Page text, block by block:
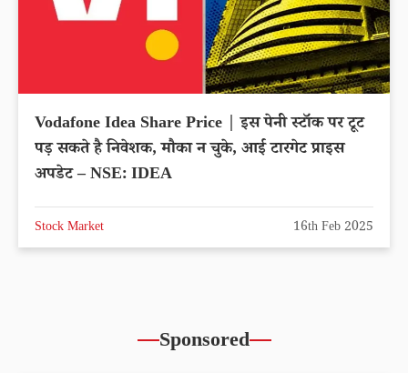
Vodafone Idea Share Price | इस पेनी स्टॉक पर टूट
पड़ सकते है निवेशक, मौका न चुके, आई टारगेट प्राइस
अपडेट – NSE: IDEA
Stock Market 16th Feb 2025
Sponsored